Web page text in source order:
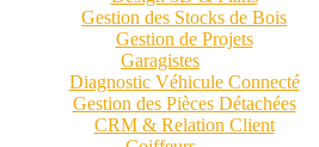
Gestion des Stocks de Bois
Gestion de Projets
Garagistes
Diagnostic Véhicule Connecté
Gestion des Pièces Détachées
CRM & Relation Client